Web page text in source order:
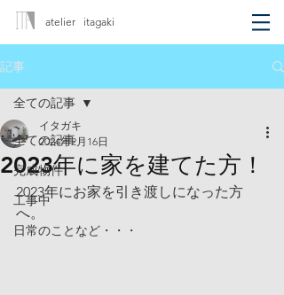
atelier itagaki
記事
全ての記事
完成物件
工事中
日常のことなど・・・
全ての記事
2023年に家を建てた方！
イタガキ
2024年2月16日
2023年にお家を引き渡しになった方
へ。